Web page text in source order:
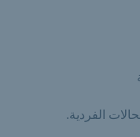
الفردية.